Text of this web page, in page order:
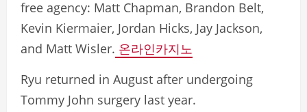
free agency: Matt Chapman, Brandon Belt,
Kevin Kiermaier, Jordan Hicks, Jay Jackson,
and Matt Wisler. 온라인카지노
Ryu returned in August after undergoing
Tommy John surgery last year.